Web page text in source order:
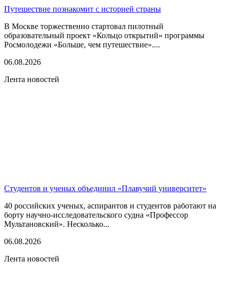
Путешествие познакомит с историей страны
В Москве торжественно стартовал пилотный
образовательный проект «Кольцо открытий» программы
Росмолодежи «Больше, чем путешествие»....
06.08.2026
Лента новостей
Студентов и ученых объединил «Плавучий университет»
40 российских ученых, аспирантов и студентов работают на
борту научно-исследовательского судна «Профессор
Мультановский». Несколько...
06.08.2026
Лента новостей